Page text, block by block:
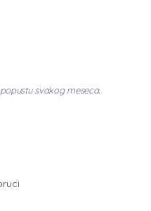
svakog meseca.